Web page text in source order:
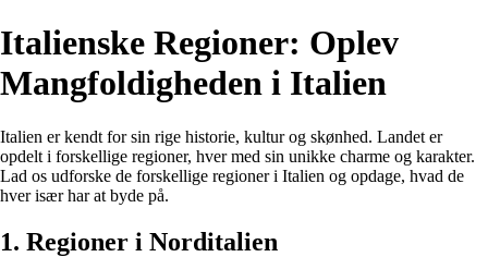
Italienske Regioner: Oplev
Mangfoldigheden i Italien
Italien er kendt for sin rige historie, kultur og skønhed. Landet er
opdelt i forskellige regioner, hver med sin unikke charme og karakter.
Lad os udforske de forskellige regioner i Italien og opdage, hvad de
hver især har at byde på.
1. Regioner i Norditalien